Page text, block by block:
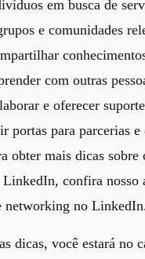
em busca de
e comunidades
com outras
e oferecer
portas para parcerias
obter mais dicas
confira nosso
networking no LinkedIn
dicas, você estará no